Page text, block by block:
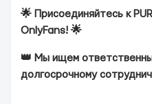
🌟 Присоединяйтесь к
OnlyFans! 🌟
👑 Мы ищем
долгосрочному